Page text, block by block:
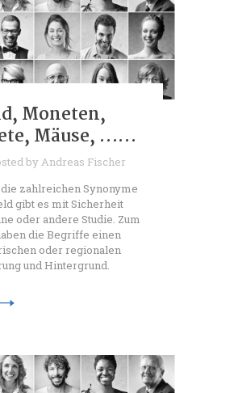
Moneten,
Mäuse, ……
byAndreas Fischer
zahlreichen Synonyme
gibt es mit Sicherheit
oder andere Studie. Zum
die Begriffe einen
oder regionalen
und Hintergrund.